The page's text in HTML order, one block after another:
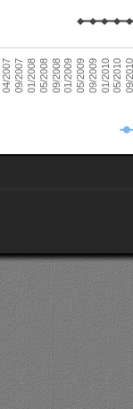
04/200709/200701/200805/200809/200801/200905/200909/200901/201005/201009/